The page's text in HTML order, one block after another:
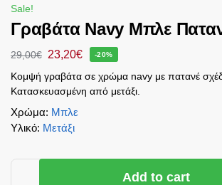
Sale!
Γραβάτα Navy Μπλε
29,00€ 23,20€ -20%
Κομψή γραβάτα σε χρώμα navy με πατανέ
Κατασκευασμένη από μετάξι.
Χρώμα: Μπλε
Υλικό: Μετάξι
Add to cart